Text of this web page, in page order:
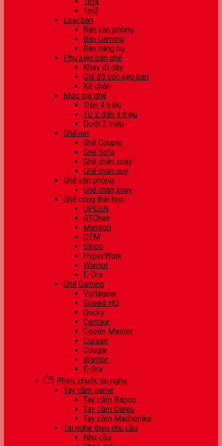
1m2
Loại bàn
Bàn văn phòng
Bàn Gaming
Bàn nâng hạ
Phụ kiện bàn ghế
Khay đi dây
Giá đỡ cốc kẹp bàn
Kê chân
Mức giá ghế
Trên 4 triệu
Từ 2 đến 4 triệu
Dưới 2 triệu
Ghế net
Ghế Couple
Ghế Sofa
Ghế chân xoay
Ghế chân quỳ
Ghế văn phòng
Ghế chân xoay
Ghế công thái học
UPGEN
GTChair
Manson
OEM
Sihoo
HyperWork
Warrior
E-Dra
Ghế Gaming
Vertagear
Speed HQ
Ducky
Centaur
Cooler Master
Corsair
Cougar
Warrior
E-Dra
Phím, chuột, tai nghe
Tay cầm game
Tay cầm Rapoo
Tay cầm Dareu
Tay cầm Machenike
Tai nghe theo nhu cầu
Nhu cầu